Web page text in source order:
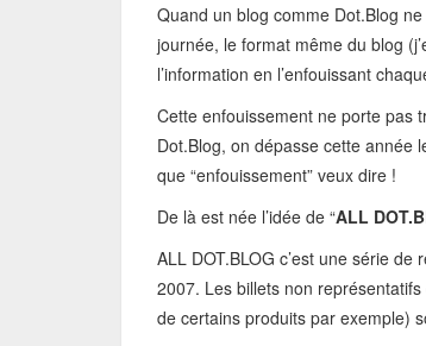
Quand un blog comme Dot.Blog
journée, le format même du blog
l’information en l’enfouissant
Cette enfouissement ne porte pas
Dot.Blog, on dépasse cette année
que “enfouissement” veux dire !
De là est née l’idée de “ALL
ALL DOT.BLOG c’est une série
2007. Les billets non
de certains produits par exemple)